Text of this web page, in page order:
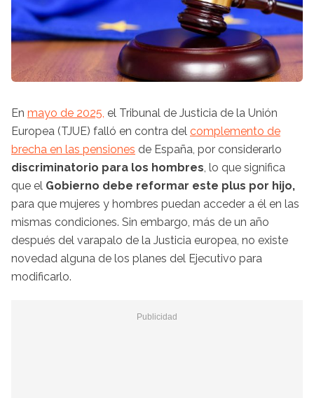
En mayo de 2025, el Tribunal de Justicia de la Unión
Europea (TJUE) falló en contra del complemento de
brecha en las pensiones de España, por considerarlo
discriminatorio para los hombres, lo que significa
que el Gobierno debe reformar este plus por hijo,
para que mujeres y hombres puedan acceder a él en las
mismas condiciones. Sin embargo, más de un año
después del varapalo de la Justicia europea, no existe
novedad alguna de los planes del Ejecutivo para
modificarlo.